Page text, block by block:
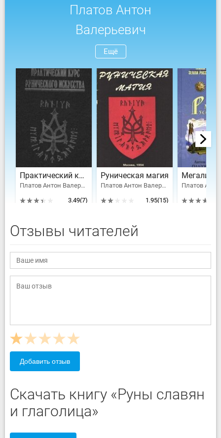
Платов Антон
Валерьевич
Ещё
Практический курс рунического искусства
Платов Антон Валерьевич, ван Дарт Алекс
3.49(7)
Руническая магия
Платов Антон Валерьевич
1.95(15)
Отзывы читателей
Добавить отзыв
Скачать книгу «Руны славян
и глаголица»